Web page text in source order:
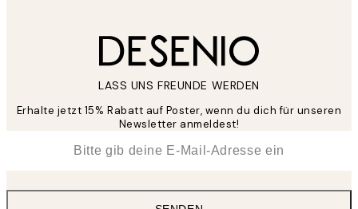
LASS UNS FREUNDE WERDEN
Erhalte jetzt 15% Rabatt auf Poster, wenn du dich für unseren
Newsletter anmeldest!